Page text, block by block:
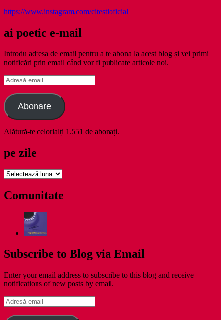
https://www.instagram.com/citestioficial
ai poetic e-mail
Introdu adresa de email pentru a te abona la acest blog și vei primi
notificări prin email când vor fi publicate articole noi.
Adresă
email
Abonare
Alătură-te celorlalți 1.551 de abonați.
pe zile
pe
Comunitate
Subscribe to Blog via Email
Enter your email address to subscribe to this blog and receive
notifications of new posts by email.
Adresă
email